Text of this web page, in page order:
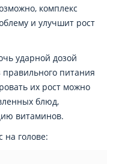
комплекс
и улучшит рост
ударной дозой
питания
их рост можно
блюд,
витаминов.
на голове: